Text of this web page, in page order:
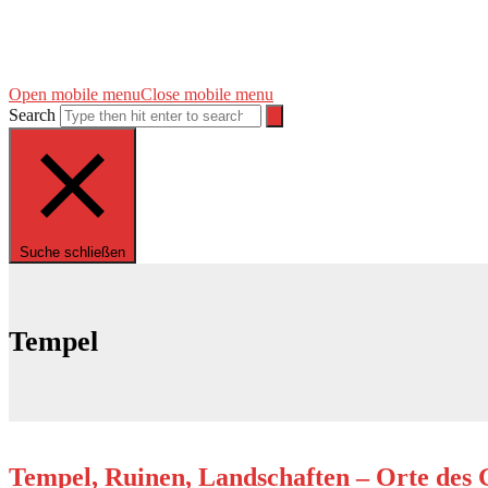
Open mobile menuClose mobile menu
Search
Suche schließen
Tempel
Tempel, Ruinen, Landschaften – Orte des